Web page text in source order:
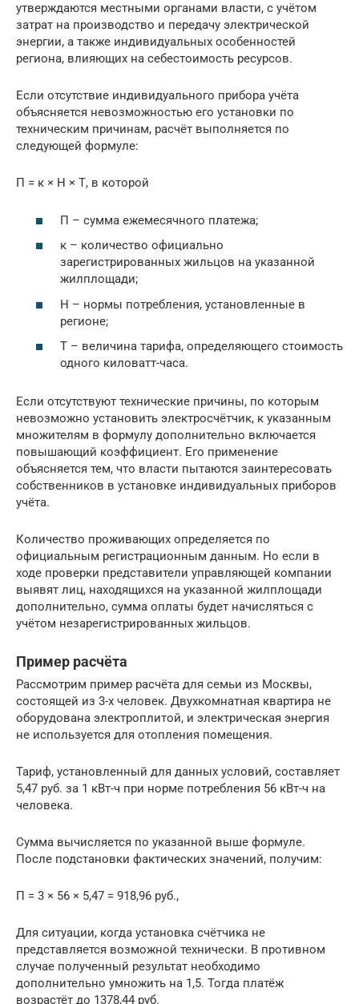
утверждаются местными органами власти, с учётом
затрат на производство и передачу электрической
энергии, а также индивидуальных особенностей
региона, влияющих на себестоимость ресурсов.
Если отсутствие индивидуального прибора учёта
объясняется невозможностью его установки по
техническим причинам, расчёт выполняется по
следующей формуле:
П = к × Н × Т, в которой
П – сумма ежемесячного платежа;
к – количество официально
зарегистрированных жильцов на указанной
жилплощади;
Н – нормы потребления, установленные в
регионе;
Т – величина тарифа, определяющего стоимость
одного киловатт-часа.
Если отсутствуют технические причины, по которым
невозможно установить электросчётчик, к указанным
множителям в формулу дополнительно включается
повышающий коэффициент. Его применение
объясняется тем, что власти пытаются заинтересовать
собственников в установке индивидуальных приборов
учёта.
Количество проживающих определяется по
официальным регистрационным данным. Но если в
ходе проверки представители управляющей компании
выявят лиц, находящихся на указанной жилплощади
дополнительно, сумма оплаты будет начисляться с
учётом незарегистрированных жильцов.
Пример расчёта
Рассмотрим пример расчёта для семьи из Москвы,
состоящей из 3-х человек. Двухкомнатная квартира не
оборудована электроплитой, и электрическая энергия
не используется для отопления помещения.
Тариф, установленный для данных условий, составляет
5,47 руб. за 1 кВт-ч при норме потребления 56 кВт-ч на
человека.
Сумма вычисляется по указанной выше формуле.
После подстановки фактических значений, получим:
П = 3 × 56 × 5,47 = 918,96 руб.,
Для ситуации, когда установка счётчика не
представляется возможной технически. В противном
случае полученный результат необходимо
дополнительно умножить на 1,5. Тогда платёж
возрастёт до 1378,44 руб.